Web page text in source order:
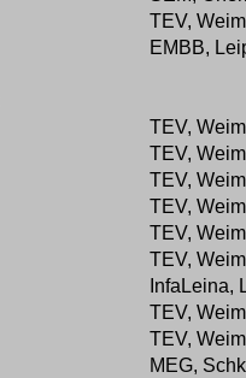
TEV,
EMBB,
TEV,
TEV,
TEV,
TEV,
TEV,
TEV,
InfaLeina,
TEV,
TEV,
MEG,